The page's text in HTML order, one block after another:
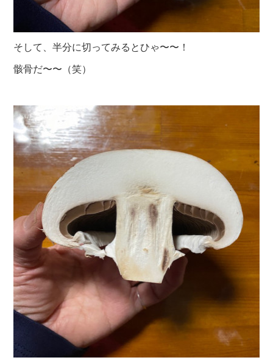
そして、半分に切ってみるとひゃ〜〜！
骸骨だ〜〜（笑）